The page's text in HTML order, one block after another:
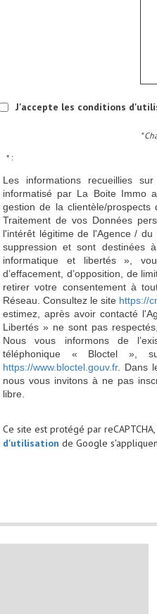
J'accepte les conditions
*
* :
Les informations recueillies
informatisé par La Boite Immo
gestion de la clientèle/
Traitement de vos Données
l'intérêt légitime de l'Agence /
suppression et sont destinées
informatique et libertés »,
d’effacement, d’opposition, de
retirer votre consentement à
Réseau. Consultez le site https://
estimez, après avoir contacté
Libertés » ne sont pas
Nous vous informons de
téléphonique « Bloctel »,
https://www.bloctel.gouv.fr. Dans
nous vous invitons à ne pas
libre.
Ce site est protégé par
d'utilisation de Google